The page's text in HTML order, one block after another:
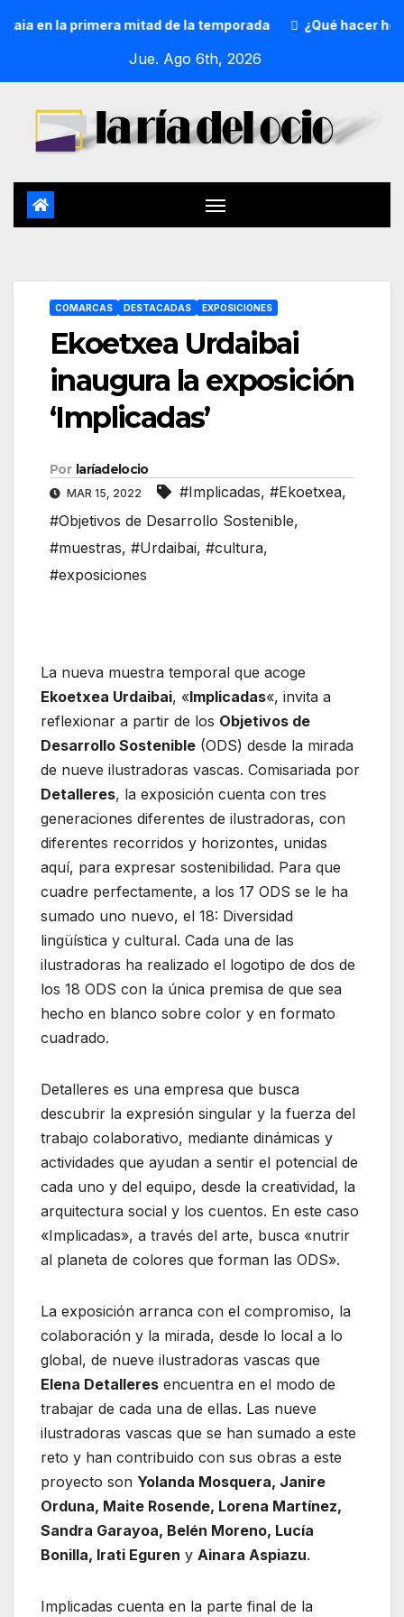
la primera mitad de la temporada ¿Qué hacer hoy? 5
Jue. Ago 6th, 2026
COMARCAS DESTACADAS EXPOSICIONES
Ekoetxea Urdaibai
inaugura la exposición
‘Implicadas’
Por laríadelocio
MAR 15, 2022 #Implicadas, #Ekoetxea,
#Objetivos de Desarrollo Sostenible,
#muestras, #Urdaibai, #cultura,
#exposiciones
La nueva muestra temporal que acoge
Ekoetxea Urdaibai, «Implicadas«, invita a
reflexionar a partir de los Objetivos de
Desarrollo Sostenible (ODS) desde la mirada
de nueve ilustradoras vascas. Comisariada por
Detalleres, la exposición cuenta con tres
generaciones diferentes de ilustradoras, con
diferentes recorridos y horizontes, unidas
aquí, para expresar sostenibilidad. Para que
cuadre perfectamente, a los 17 ODS se le ha
sumado uno nuevo, el 18: Diversidad
lingüística y cultural. Cada una de las
ilustradoras ha realizado el logotipo de dos de
los 18 ODS con la única premisa de que sea
hecho en blanco sobre color y en formato
cuadrado.
Detalleres es una empresa que busca
descubrir la expresión singular y la fuerza del
trabajo colaborativo, mediante dinámicas y
actividades que ayudan a sentir el potencial de
cada uno y del equipo, desde la creatividad, la
arquitectura social y los cuentos. En este caso
«Implicadas», a través del arte, busca «nutrir
al planeta de colores que forman las ODS».
La exposición arranca con el compromiso, la
colaboración y la mirada, desde lo local a lo
global, de nueve ilustradoras vascas que
Elena Detalleres encuentra en el modo de
trabajar de cada una de ellas. Las nueve
ilustradoras vascas que se han sumado a este
reto y han contribuido con sus obras a este
proyecto son Yolanda Mosquera, Janire
Orduna, Maite Rosende, Lorena Martínez,
Sandra Garayoa, Belén Moreno, Lucía
Bonilla, Irati Eguren y Ainara Aspiazu.
Implicadas cuenta en la parte final de la